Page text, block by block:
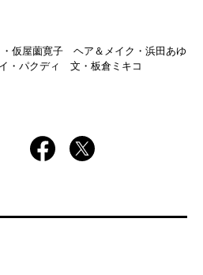
仮屋薗寛子 ヘア＆メイク・浜田あゆ
・パクディ 文・板倉ミキコ